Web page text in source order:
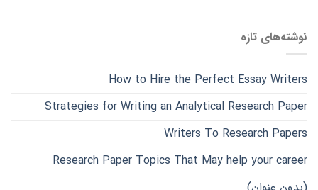
نوشته‌های تازه
How to Hire the Perfect Essay Writers
Strategies for Writing an Analytical Research Paper
Writers To Research Papers
Research Paper Topics That May help your career